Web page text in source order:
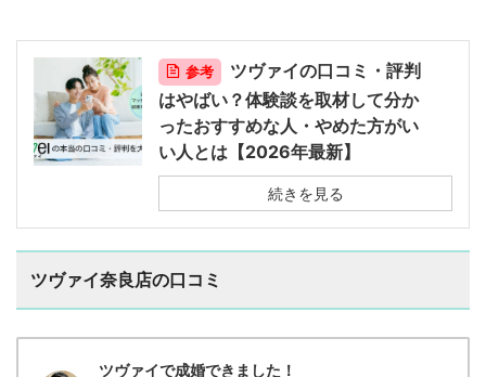
参考
ツヴァイの口コミ・評判
はやばい？体験談を取材して分か
ったおすすめな人・やめた方がい
い人とは【2026年最新】
続きを見る
ツヴァイ奈良店の口コミ
ツヴァイで成婚できました！